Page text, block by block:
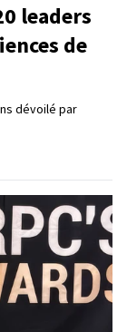
leaders
de
dévoilé par